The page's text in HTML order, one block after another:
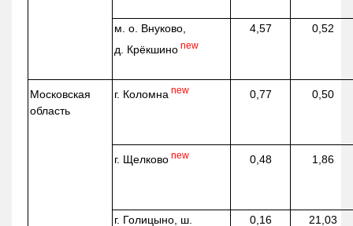
м. о. Внуково,
д. Крёкшино new
4,57 0,52
Московская
область
г. Коломна new 0,77 0,50
г. Щелково new 0,48 1,86
г. Голицыно, ш. 0,16 21,03